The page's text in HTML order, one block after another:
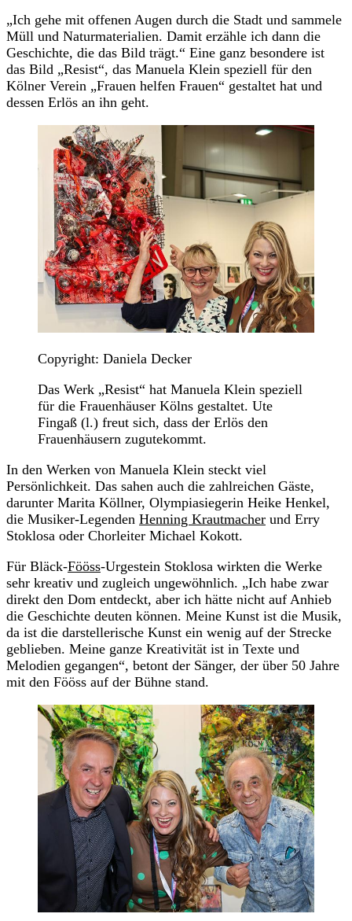
„Ich gehe mit offenen Augen durch die Stadt und sammele
Müll und Naturmaterialien. Damit erzähle ich dann die
Geschichte, die das Bild trägt.“ Eine ganz besondere ist
das Bild „Resist“, das Manuela Klein speziell für den
Kölner Verein „Frauen helfen Frauen“ gestaltet hat und
dessen Erlös an ihn geht.
Copyright: Daniela Decker
Das Werk „Resist“ hat Manuela Klein speziell
für die Frauenhäuser Kölns gestaltet. Ute
Fingaß (l.) freut sich, dass der Erlös den
Frauenhäusern zugutekommt.
In den Werken von Manuela Klein steckt viel
Persönlichkeit. Das sahen auch die zahlreichen Gäste,
darunter Marita Köllner, Olympiasiegerin Heike Henkel,
die Musiker-Legenden Henning Krautmacher und Erry
Stoklosa oder Chorleiter Michael Kokott.
Für Bläck-Fööss-Urgestein Stoklosa wirkten die Werke
sehr kreativ und zugleich ungewöhnlich. „Ich habe zwar
direkt den Dom entdeckt, aber ich hätte nicht auf Anhieb
die Geschichte deuten können. Meine Kunst ist die Musik,
da ist die darstellerische Kunst ein wenig auf der Strecke
geblieben. Meine ganze Kreativität ist in Texte und
Melodien gegangen“, betont der Sänger, der über 50 Jahre
mit den Fööss auf der Bühne stand.